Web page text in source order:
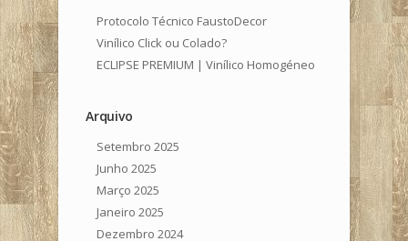
Protocolo Técnico FaustoDecor
Vinílico Click ou Colado?
ECLIPSE PREMIUM | Vinílico Homogéneo
Arquivo
Setembro 2025
Junho 2025
Março 2025
Janeiro 2025
Dezembro 2024